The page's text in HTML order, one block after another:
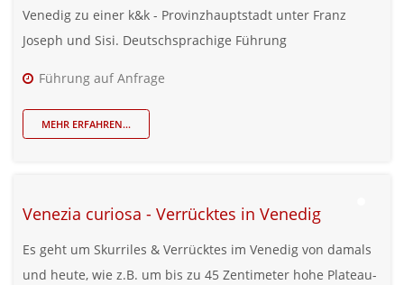
Venedig zu einer k&k - Provinzhauptstadt unter Franz
Joseph und Sisi. Deutschsprachige Führung
Führung auf Anfrage
MEHR ERFAHREN...
Venezia curiosa - Verrücktes in Venedig
Es geht um Skurriles & Verrücktes im Venedig von damals
und heute, wie z.B. um bis zu 45 Zentimeter hohe Plateau-